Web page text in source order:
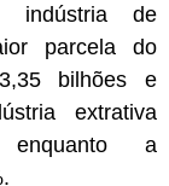
indústria de
parcela do
bilhões e
extrativa
enquanto a